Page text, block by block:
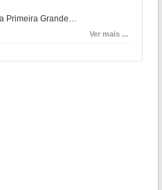
Primeira Grande…
Ver mais ...